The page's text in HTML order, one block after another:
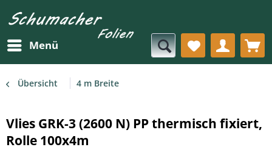
Menü
Übersicht 4 m Breite
Vlies GRK-3 (2600 N) PP thermisch fixiert,
Rolle 100x4m